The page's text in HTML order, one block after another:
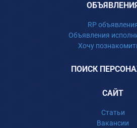
RP
Объявления
Хочу
ПОИСК
САЙТ
Статьи
Вакансии